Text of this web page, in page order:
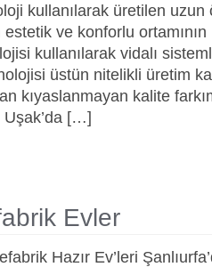
kullanılarak üretilen
ve konforlu ortamının
kullanılarak vidalı
üstün nitelikli üretim
kıyaslanmayan kalite
Uşak’da […]
Evler
Hazır Ev’leri